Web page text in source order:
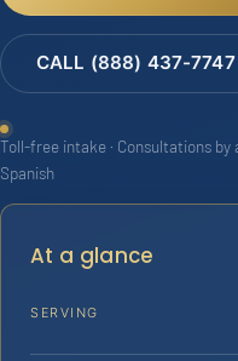
CALL (888) 437-7747
Toll-free intake · Consultations by
Spanish
At a glance
SERVING